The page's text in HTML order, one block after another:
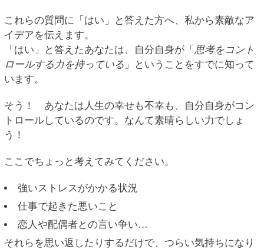
これらの質問に「はい」と答えた方へ、私から素敵なア
イデアを伝えます。
「はい」と答えたあなたは、自分自身が「 思考をコント
ロールする力を持っている 」ということをすでに知って
います。
そう！ あなたは人生の幸せも不幸も、自分自身がコン
トロールしているのです。なんて素晴らしい力でしょ
う！
ここでちょっと考えてみてください。
強いストレスがかかる状況
仕事で起きた悪いこと
恋人や配偶者との言い争い…
それらを思い返したりするだけで、つらい気持ちになり